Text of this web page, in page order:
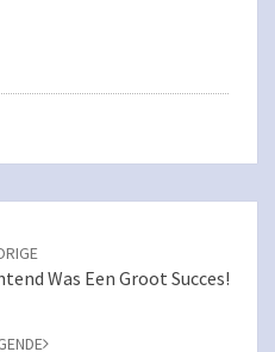
Was Een Groot Succes!